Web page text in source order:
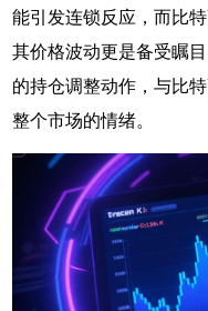
能引发连锁反应，而比
其价格波动更是备受瞩
的持仓调整动作，与比
整个市场的情绪。